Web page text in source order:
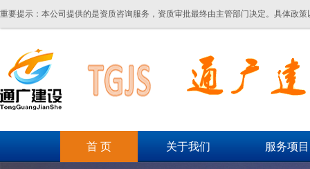
重要提示：本公司提供的是资质咨询服务，资质审批最终由主管部门决定。具体政
首 页 关于我们 服务项目